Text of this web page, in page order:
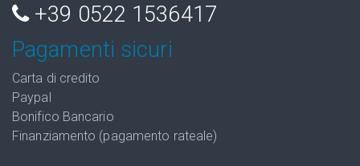
+39 0522 1536417
Pagamenti sicuri
Carta di credito
Paypal
Bonifico Bancario
Finanziamento (pagamento rateale)